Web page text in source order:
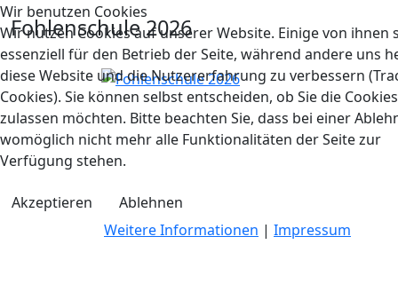
Fohlenschule 2026
Wir benutzen Cookies
Wir nutzen Cookies auf unserer Website. Einige von ihnen
essenziell für den Betrieb der Seite, während andere uns
diese Website und die Nutzererfahrung zu verbessern
Cookies). Sie können selbst entscheiden, ob Sie die Cookies
zulassen möchten. Bitte beachten Sie, dass bei einer
womöglich nicht mehr alle Funktionalitäten der Seite zur
Verfügung stehen.
Akzeptieren
Ablehnen
Weitere Informationen | Impressum